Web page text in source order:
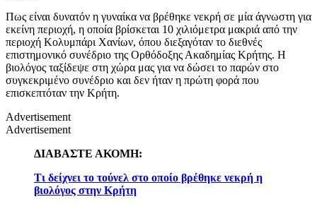
Πως είναι δυνατόν η γυναίκα να βρέθηκε νεκρή σε μία άγνωστη για
εκείνη περιοχή, η οποία βρίσκεται 10 χιλιόμετρα μακριά από την
περιοχή Κολυμπάρι Χανίων, όπου διεξαγόταν το διεθνές
επιστημονικό συνέδριο της Ορθόδοξης Ακαδημίας Κρήτης. Η
βιολόγος ταξίδεψε στη χώρα μας για να δώσει το παρών στο
συγκεκριμένο συνέδριο και δεν ήταν η πρώτη φορά που
επισκεπτόταν την Κρήτη.
Advertisement
Advertisement
ΔΙΑΒΑΣΤΕ ΑΚΟΜΗ:
Τι δείχνει το τούνελ στο οποίο βρέθηκε νεκρή η
βιολόγος στην Κρήτη